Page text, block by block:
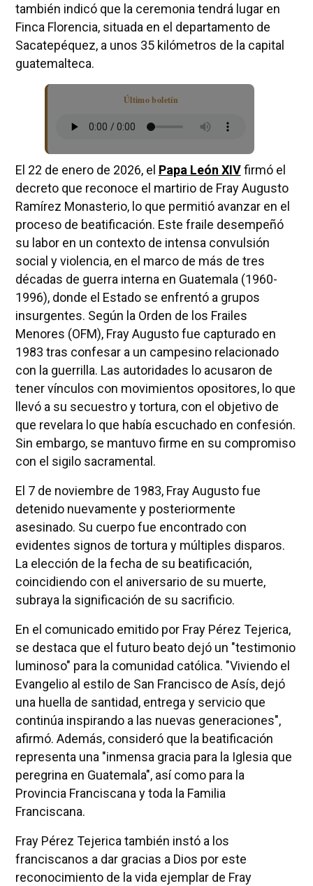
también indicó que la ceremonia tendrá lugar en
Finca Florencia, situada en el departamento de
Sacatepéquez, a unos 35 kilómetros de la capital
guatemalteca.
Último boletín
El 22 de enero de 2026, el Papa León XIVfirmó el
decreto que reconoce el martirio de Fray Augusto
Ramírez Monasterio, lo que permitió avanzar en el
proceso de beatificación. Este fraile desempeñó
su labor en un contexto de intensa convulsión
social y violencia, en el marco de más de tres
décadas de guerra interna en Guatemala (1960-
1996), donde el Estado se enfrentó a grupos
insurgentes. Según la Orden de los Frailes
Menores (OFM), Fray Augusto fue capturado en
1983 tras confesar a un campesino relacionado
con la guerrilla. Las autoridades lo acusaron de
tener vínculos con movimientos opositores, lo que
llevó a su secuestro y tortura, con el objetivo de
que revelara lo que había escuchado en confesión.
Sin embargo, se mantuvo firme en su compromiso
con el sigilo sacramental.
El 7 de noviembre de 1983, Fray Augusto fue
detenido nuevamente y posteriormente
asesinado. Su cuerpo fue encontrado con
evidentes signos de tortura y múltiples disparos.
La elección de la fecha de su beatificación,
coincidiendo con el aniversario de su muerte,
subraya la significación de su sacrificio.
En el comunicado emitido por Fray Pérez Tejerica,
se destaca que el futuro beato dejó un "testimonio
luminoso" para la comunidad católica. "Viviendo el
Evangelio al estilo de San Francisco de Asís, dejó
una huella de santidad, entrega y servicio que
continúa inspirando a las nuevas generaciones",
afirmó. Además, consideró que la beatificación
representa una "inmensa gracia para la Iglesia que
peregrina en Guatemala", así como para la
Provincia Franciscana y toda la Familia
Franciscana.
Fray Pérez Tejerica también instó a los
franciscanos a dar gracias a Dios por este
reconocimiento de la vida ejemplar de Fray